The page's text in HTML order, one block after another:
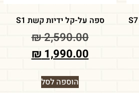
ספה על-קל ידיות קשת S1
₪2,590.00
₪ 1,990.00
הוספה לסל